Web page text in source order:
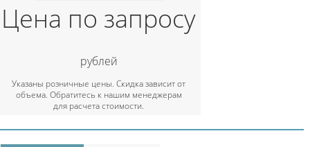
Цена по запросу
рублей
Указаны розничные цены. Скидка зависит от
объема. Обратитесь к нашим менеджерам
для расчета стоимости.